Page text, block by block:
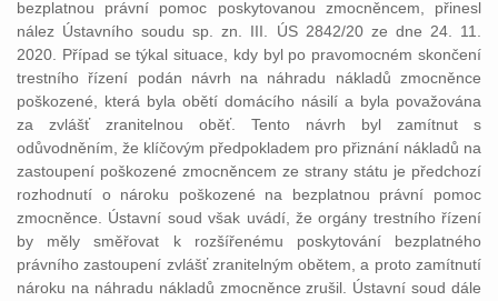
bezplatnou právní pomoc poskytovanou zmocněncem, přinesl
nález Ústavního soudu sp. zn. III. ÚS 2842/20 ze dne 24. 11.
2020. Případ se týkal situace, kdy byl po pravomocném skončení
trestního řízení podán návrh na náhradu nákladů zmocněnce
poškozené, která byla obětí domácího násilí a byla považována
za zvlášť zranitelnou oběť. Tento návrh byl zamítnut s
odůvodněním, že klíčovým předpokladem pro přiznání nákladů na
zastoupení poškozené zmocněncem ze strany státu je předchozí
rozhodnutí o nároku poškozené na bezplatnou právní pomoc
zmocněnce. Ústavní soud však uvádí, že orgány trestního řízení
by měly směřovat k rozšířenému poskytování bezplatného
právního zastoupení zvlášť zranitelným obětem, a proto zamítnutí
nároku na náhradu nákladů zmocněnce zrušil. Ústavní soud dále